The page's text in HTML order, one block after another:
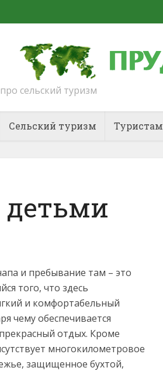
сельский туризм
Сельский туризм Туристам
детьми
и пребывание там – это
того, что здесь
и комфортабельный
чему обеспечивается
отдых. Кроме
многокилометровое
защищенное бухтой,